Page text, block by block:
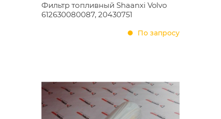
Фильтр топливный Shaanxi Volvo
612630080087, 20430751
По запросу